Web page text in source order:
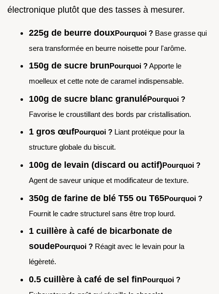
électronique plutôt que des tasses à mesurer.
225g de beurre douxPourquoi ? Base grasse qui
sera transformée en beurre noisette pour l'arôme.
150g de sucre brunPourquoi ?Apporte le
moelleux et cette note de caramel indispensable.
100g de sucre blanc granuléPourquoi ?
Favorise le croustillant des bords par cristallisation.
1 gros œufPourquoi ? Liant protéique pour la
structure globale du biscuit.
100g de levain (discard ou actif)Pourquoi ?
Agent de saveur unique et modificateur de texture.
350g de farine de blé T55 ou T65Pourquoi ?
Fournit le cadre structurel sans être trop lourd.
1 cuillère à café de bicarbonate de
soudePourquoi ? Réagit avec le levain pour la
légèreté.
0.5 cuillère à café de sel finPourquoi ?